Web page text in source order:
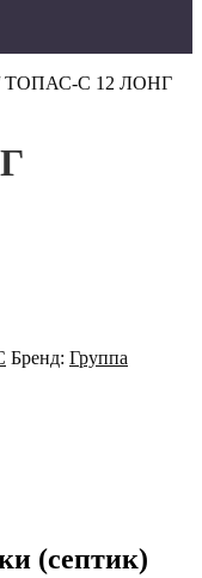
ТОПАС-С 12 ЛОНГ
Бренд: Группа
(септик)